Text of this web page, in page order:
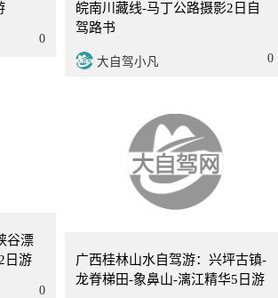
0
皖南川藏线-马丁公路摄影2日自
驾路书
大自驾小凡 0
谷漂
日游
0
广西桂林山水自驾游：兴坪古镇-
龙脊梯田-象鼻山-漓江精华5日游